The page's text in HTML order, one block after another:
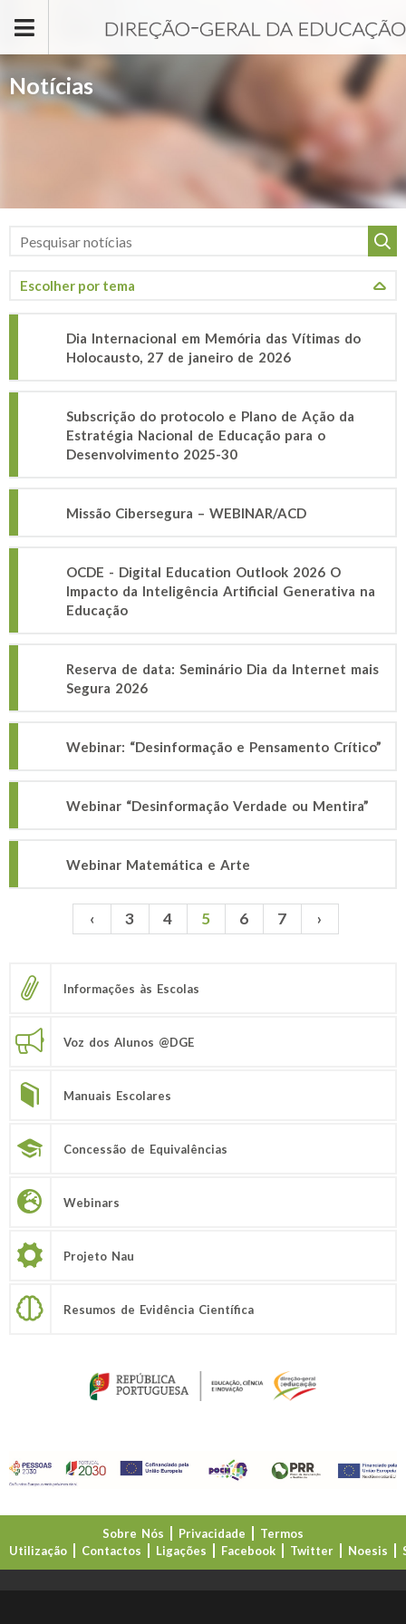
Notícias
Dia Internacional em Memória das Vítimas do
Holocausto, 27 de janeiro de 2026
Subscrição do protocolo e Plano de Ação da
Estratégia Nacional de Educação para o
Desenvolvimento 2025-30
Missão Cibersegura – WEBINAR/ACD
OCDE - Digital Education Outlook 2026 O
Impacto da Inteligência Artificial Generativa na
Educação
Reserva de data: Seminário Dia da Internet mais
Segura 2026
Webinar: “Desinformação e Pensamento Crítico”
Webinar “Desinformação Verdade ou Mentira”
Webinar Matemática e Arte
Páginas ‹ 3 4 5 6 7 ›
Informações às Escolas
Voz dos Alunos @DGE
Manuais Escolares
Concessão de Equivalências
Webinars
Projeto Nau
Resumos de Evidência Científica
Sobre Nós Privacidade
Termos
Utilização
Contactos Ligações Facebook Twitter Noesis